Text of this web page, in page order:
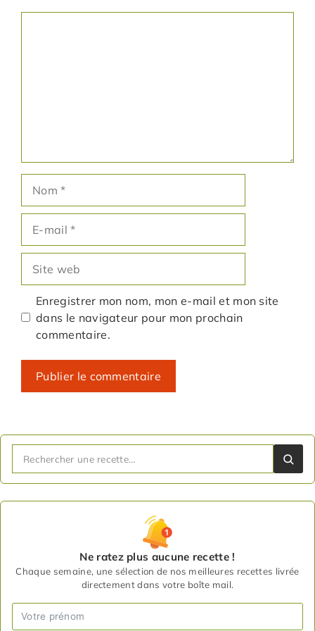
mail
web
Enregistrer mon nom, mon e-mail et mon site
dans le navigateur pour mon prochain
commentaire.
Ne ratez plus aucune recette !
Chaque semaine, une sélection de nos meilleures recettes livrée
directement dans votre boîte mail.